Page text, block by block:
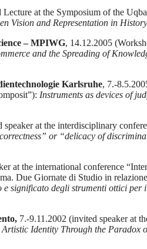
Lecture at the Symposium of the
Vision and Representation in
– MPIWG, 14.12.2005
and the Spreading of
Karlsruhe, 7.-
Instruments as devices of
at the interdisciplinary
or “delicacy of
at the international conference
Due Giornate di Studio in
e significato degli strumenti ottici per
7.-9.11.2002 (invited speaker at
Artistic Identity Through the Paradox